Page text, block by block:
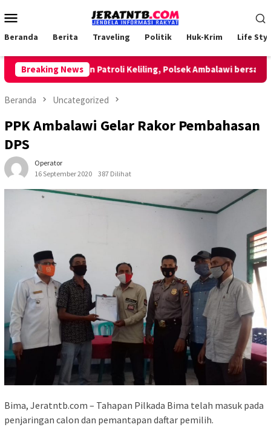
ke
Mobile
Beranda Berita Traveling Politik Huk-Krim Life
Breaking News
Lakukan Patroli Keliling, Polsek Ambalawi bersama TNI
Beranda Uncategorized
PPK Ambalawi Gelar Rakor Pembahasan
DPS
Operator
16 September 2020
387 Dilihat
Bima, Jeratntb.com – Tahapan Pilkada Bima telah masuk pada
penjaringan calon dan pemantapan daftar pemilih.